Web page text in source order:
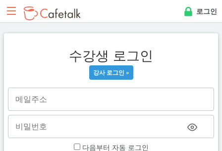
로그인
수강생 로그인
강사 로그인 »
다음부터 자동 로그인